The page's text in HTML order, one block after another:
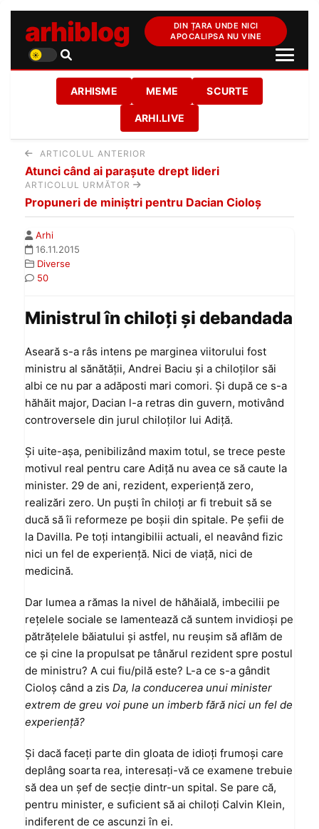
arhiblog
DIN ȚARA UNDE NICI
APOCALIPSA NU VINE
ARHISME MEME SCURTE
ARHI.LIVE
ARTICOLUL ANTERIOR
Atunci când ai parașute drept lideri
ARTICOLUL URMĂTOR
Propuneri de miniștri pentru Dacian Cioloș
Arhi
16.11.2015
Diverse
50
Ministrul în chiloți și debandada
Aseară s-a râs intens pe marginea viitorului fost
ministru al sănătății, Andrei Baciu și a chiloților săi
albi ce nu par a adăposti mari comori. Și după ce s-a
hăhăit major, Dacian l-a retras din guvern, motivând
controversele din jurul chiloților lui Adiță.
Și uite-așa, penibilizând maxim totul, se trece peste
motivul real pentru care Adiță nu avea ce să caute la
minister. 29 de ani, rezident, experiență zero,
realizări zero. Un puști în chiloți ar fi trebuit să se
ducă să îi reformeze pe boșii din spitale. Pe șefii de
la Davilla. Pe toți intangibilii actuali, el neavând fizic
nici un fel de experiență. Nici de viață, nici de
medicină.
Dar lumea a rămas la nivel de hăhăială, imbecilii pe
rețelele sociale se lamentează că suntem invidioși pe
pătrățelele băiatului și astfel, nu reușim să aflăm de
ce și cine la propulsat pe tânărul rezident spre postul
de ministru? A cui fiu/pilă este? L-a ce s-a gândit
Cioloș când a zis Da, la conducerea unui minister
extrem de greu voi pune un imberb fără nici un fel de
experiență?
Și dacă faceți parte din gloata de idioți frumoși care
deplâng soarta rea, interesați-vă ce examene trebuie
să dea un șef de secție dintr-un spital. Se pare că,
pentru minister, e suficient să ai chiloți Calvin Klein,
indiferent de ce ascunzi în ei.